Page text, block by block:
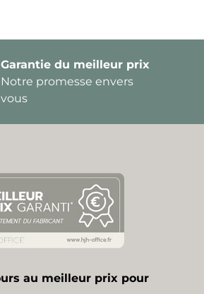
Garantie du meilleur prix
Notre promesse envers
vous
au meilleur prix pour